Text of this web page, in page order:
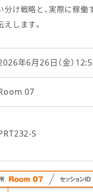
分け戦略と、実際に稼働
えします。
年6月26日（金）
07
S